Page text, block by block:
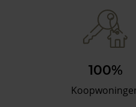
100%